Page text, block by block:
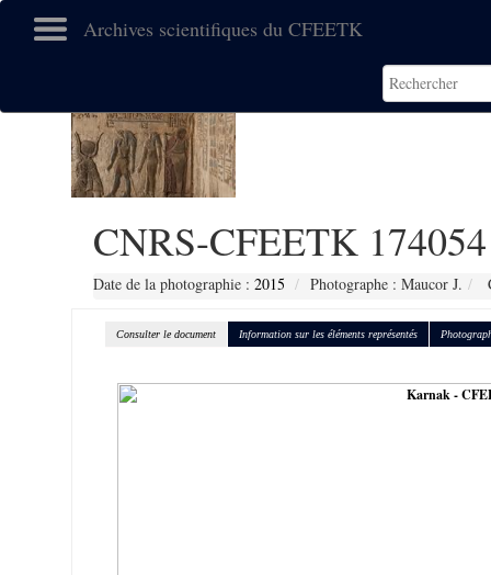
Archives scientifiques du CFEETK
CNRS-CFEETK 174054
Date de la photographie : 2015 Photographe : Maucor J.
Consulter le document Information sur les éléments représentés